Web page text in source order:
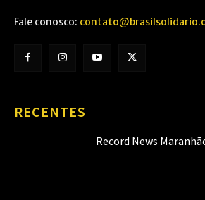
Fale conosco:
RECENTES
Record News